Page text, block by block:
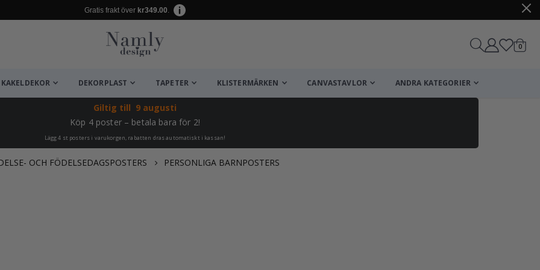
Gratis frakt över kr349.00.
0
KAKELDEKOR DEKORPLAST TAPETER KLISTERMÄRKEN CANVASTAVLOR ANDRA KATEGORIER
Giltig till 9 augusti
Köp 4 poster – betala bara för 2!
Lägg 4 st posters i varukorgen, rabatten dras automatiskt i kassan!
OCH FÖDELSEDAGSPOSTERS PERSONLIGA BARNPOSTERS